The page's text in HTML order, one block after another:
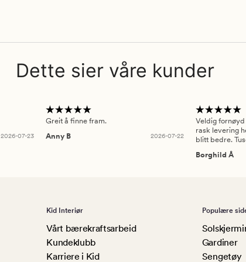
Dette sier våre kunder
2026-07-23
Greit å finne fram.
Anny B
2026-07-22
Veldig
rask levering
blitt bedre.
Borghild Å
Kid Interiør
Vårt bærekraftsarbeid
Kundeklubb
Karriere i Kid
Populære
Gardiner
Sengetøy